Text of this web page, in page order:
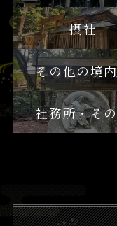
摂社
その他の境
社務所・そ